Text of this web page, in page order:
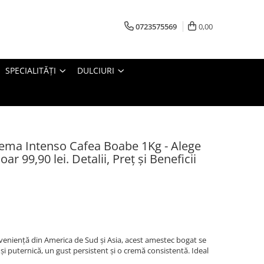
0723575569 0,00
SPECIALITĂȚI DULCIURI
Intenso Cafea Boabe 1Kg - Alege
99,90 lei. Detalii, Preț și Beneficii
din America de Sud și Asia, acest amestec bogat se
puternică, un gust persistent și o cremă consistentă. Ideal